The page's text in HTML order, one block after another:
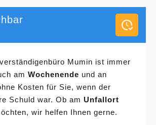
Mumin ist immer
am Wochenende und an
Kosten für Sie, wenn der
Schuld war. Ob am Unfallort
wir helfen Ihnen gerne.